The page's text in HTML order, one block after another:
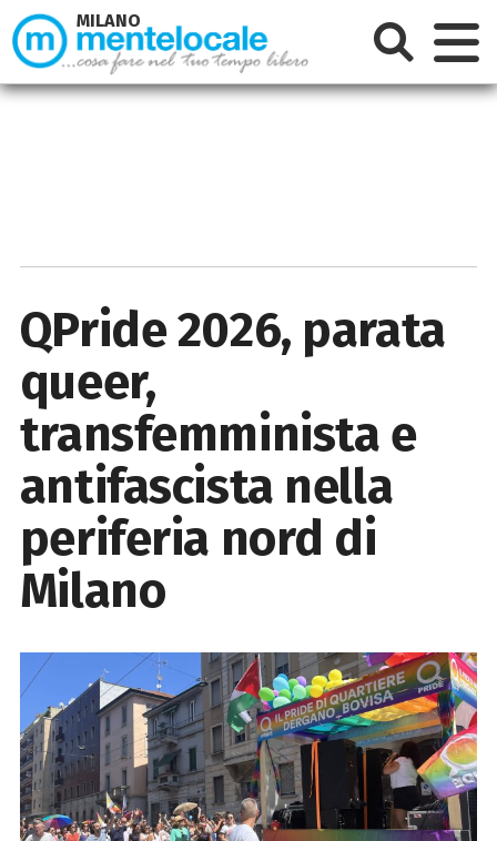
QPride 2026, parata
queer,
transfemminista e
antifascista nella
periferia nord di
Milano
MILANO